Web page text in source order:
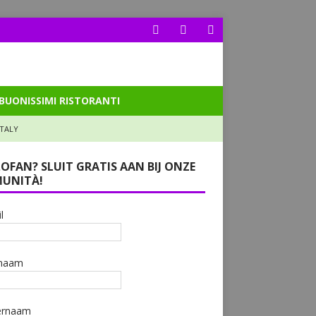
BUONISSIMI RISTORANTI
SLUIT GRATIS AAN BIJ ONZE